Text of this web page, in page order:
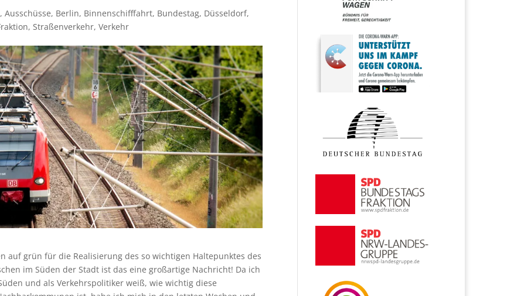
, Ausschüsse, Berlin, Binnenschifffahrt, Bundestag, Düsseldorf,
, Straßenverkehr, Verkehr
auf grün für die Realisierung des so wichtigen Haltepunktes des
im Süden der Stadt ist das eine großartige Nachricht! Da ich
und als Verkehrspolitiker weiß, wie wichtig diese